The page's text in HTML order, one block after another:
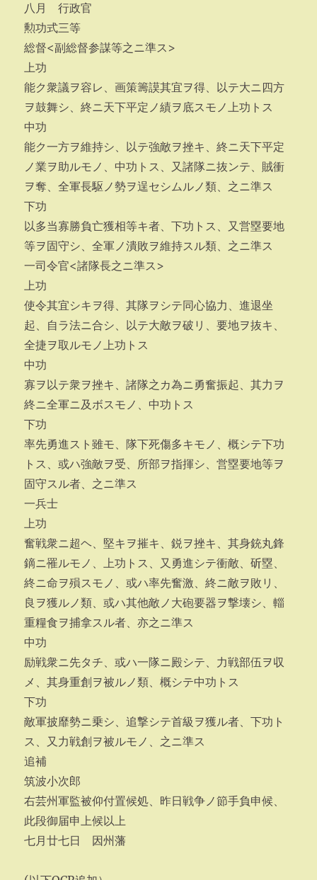
八月 行政官
勲功式三等
総督<副総督参謀等之ニ準ス>
上功
能ク衆議ヲ容レ、画策籌謨其宜ヲ得、以テ大ニ四方
ヲ鼓舞シ、終ニ天下平定ノ績ヲ底スモノ上功トス
中功
能ク一方ヲ維持シ、以テ強敵ヲ挫キ、終ニ天下平定
ノ業ヲ助ルモノ、中功トス、又諸隊ニ抜ンテ、賊衝
ヲ奪、全軍長駆ノ勢ヲ逞セシムルノ類、之ニ準ス
下功
以多当寡勝負亡獲相等キ者、下功トス、又営塁要地
等ヲ固守シ、全軍ノ潰敗ヲ維持スル類、之ニ準ス
一司令官<諸隊長之ニ準ス>
上功
使令其宜シキヲ得、其隊ヲシテ同心協力、進退坐
起、自ラ法ニ合シ、以テ大敵ヲ破リ、要地ヲ抜キ、
全捷ヲ取ルモノ上功トス
中功
寡ヲ以テ衆ヲ挫キ、諸隊之カ為ニ勇奮振起、其力ヲ
終ニ全軍ニ及ボスモノ、中功トス
下功
率先勇進スト雖モ、隊下死傷多キモノ、概シテ下功
トス、或ハ強敵ヲ受、所部ヲ指揮シ、営塁要地等ヲ
固守スル者、之ニ準ス
一兵士
上功
奮戦衆ニ超ヘ、堅キヲ摧キ、鋭ヲ挫キ、其身銃丸鋒
鏑ニ罹ルモノ、上功トス、又勇進シテ衝敵、斫塁、
終ニ命ヲ殞スモノ、或ハ率先奮激、終ニ敵ヲ敗リ、
良ヲ獲ルノ類、或ハ其他敵ノ大砲要器ヲ撃壊シ、輜
重糧食ヲ捕拿スル者、亦之ニ準ス
中功
励戦衆ニ先タチ、或ハ一隊ニ殿シテ、力戦部伍ヲ収
メ、其身重創ヲ被ルノ類、概シテ中功トス
下功
敵軍披靡勢ニ乗シ、追撃シテ首級ヲ獲ル者、下功ト
ス、又力戦創ヲ被ルモノ、之ニ準ス
追補
筑波小次郎
右芸州軍監被仰付置候処、昨日戦争ノ節手負申候、
此段御届申上候以上
七月廿七日 因州藩